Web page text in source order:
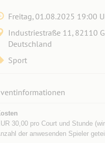
Freitag, 01.08.2025 19:00
Industriestraße 11, 82110
Deutschland
Sport
30,00 pro Court und Stunde
der anwesenden Spieler